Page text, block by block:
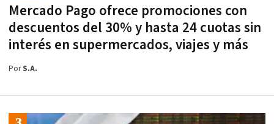
Mercado Pago ofrece promociones con
descuentos del 30% y hasta 24 cuotas sin
interés en supermercados, viajes y más
PorS.A.